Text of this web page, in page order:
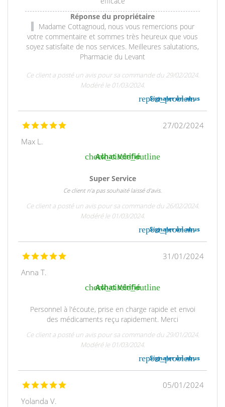
Réponse du propriétaire
Madame Cottagnoud, nous vous remercions pour
votre commentaire et sommes très heureux que vous
soyez satisfaite de nos services. Meilleures salutations,
Pharmacie du Levant
Ce client a posté un avis pour sa commande du 29/02/2024.
Modéré le 01/03/2024.
report_problem
Signaler un abus
27/02/2024
Max L.
check_circle_outline
Achat Vérifié
Super Service
Ce client n'a pas souhaité laissé d'avis.
Ce client a posté un avis pour sa commande du 26/02/2024.
Modéré le 01/03/2024.
report_problem
Signaler un abus
31/01/2024
Anna T.
check_circle_outline
Achat Vérifié
Personnel à l'écoute, prise en charge rapide et envoi
des médicaments reçu rapidement. Merci
Ce client a posté un avis pour sa commande du 29/01/2024.
Modéré le 01/03/2024.
report_problem
Signaler un abus
05/01/2024
Yolanda V.